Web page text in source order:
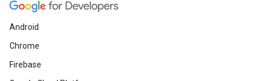
Android
Chrome
Firebase